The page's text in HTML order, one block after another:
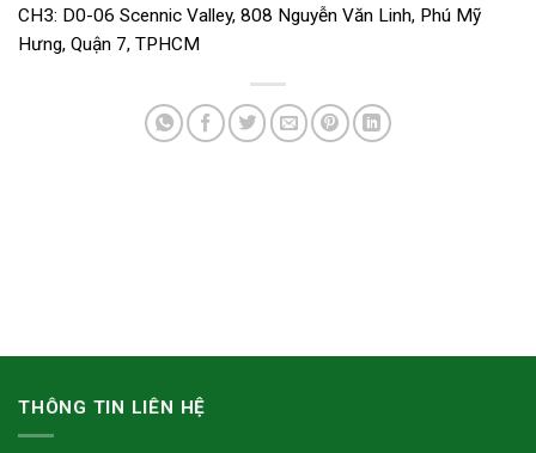
CH3: D0-06 Scennic Valley, 808 Nguyễn Văn Linh, Phú Mỹ
Hưng, Quận 7, TPHCM
THÔNG TIN LIÊN HỆ